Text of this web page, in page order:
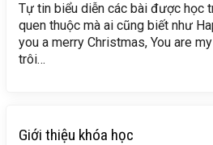
Tự tin biểu diễn các bài được học
quen thuộc mà ai cũng biết như
you a merry Christmas, You are
trôi…
Giới thiệu khóa học